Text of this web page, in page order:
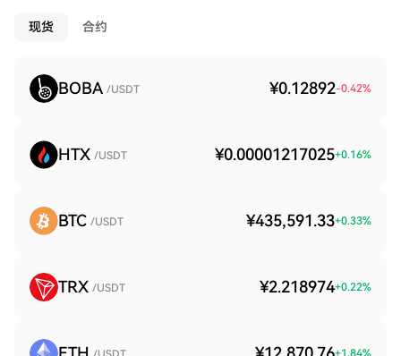
现货 合约
BOBA /USDT ¥0.12892-0.42%
HTX /USDT ¥0.00001217025+0.16%
BTC /USDT ¥435,591.33+0.33%
TRX /USDT ¥2.218974+0.22%
+1.84%